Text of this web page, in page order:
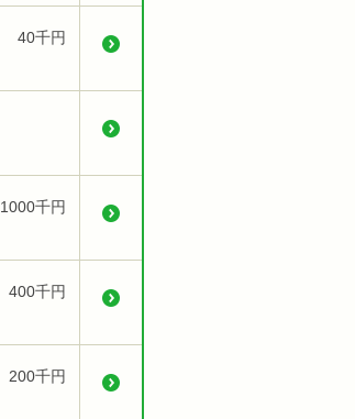
40千円
1000千円
400千円
200千円